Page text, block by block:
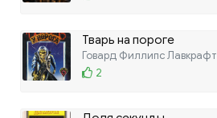
Тварь на пороге
Говард Филлипс Лавкрафт
2